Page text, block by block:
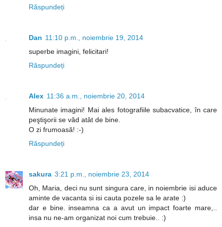
Răspundeți
Dan 11:10 p.m., noiembrie 19, 2014
superbe imagini, felicitari!
Răspundeți
Alex 11:36 a.m., noiembrie 20, 2014
Minunate imagini! Mai ales fotografiile subacvatice, în care
peştişorii se văd atât de bine.
O zi frumoasă! :-)
Răspundeți
sakura 3:21 p.m., noiembrie 23, 2014
Oh, Maria, deci nu sunt singura care, in noiembrie isi aduce
aminte de vacanta si isi cauta pozele sa le arate :)
dar e bine. inseamna ca a avut un impact foarte mare,..
insa nu ne-am organizat noi cum trebuie.. :)